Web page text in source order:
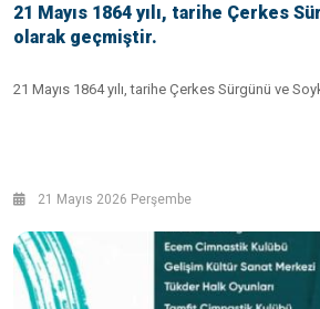
21 Mayıs 1864 yılı, tarihe Çerkes
olarak geçmiştir.
21 Mayıs 1864 yılı, tarihe Çerkes Sürgünü ve
21 Mayıs 2026 Perşembe